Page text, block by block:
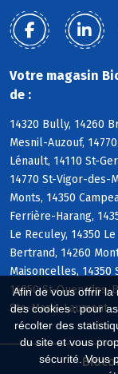
Afin de vous offrir la
des cookies : pour
récolter des
du site et vous
sécurité. Vous
Votre magasin
de :
14320 Bully, 14260
Mesnil-Auzouf,
Lénault, 14110 St-
14770 St-Vigor-des-
Monts, 14350
Ferrière-Harang,
Le Reculey, 14350
Bertrand, 14260
Maisoncelles, 14350
14350 St-Ouen-des-
Ste-Marie-Laumont